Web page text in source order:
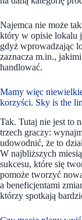
Najemca nie może
który w opisie lokalu
gdyż wprowadzając
zaznacza m.in.,
handlować.
Mamy więc
korzyści. Sky is the
Tak. Tutaj nie jest to
trzech graczy:
udowodnić, że to
W najbliższych
sukcesu, które się
pomoże tworzyć
a beneficjentami
którzy spotkają